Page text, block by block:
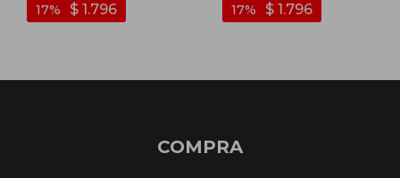
$ 1.796
17
$ 1.796
17
COMPRA